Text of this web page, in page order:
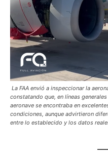
La FAA envió a inspeccionar la
constatando que, en líneas generales
aeronave se encontraba en
condiciones, aunque advirtieron
entre lo establecido y los datos